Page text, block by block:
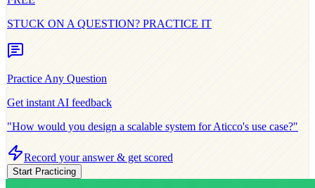
STUCK ON A QUESTION? PRACTICE IT
Practice Any Question
Get instant AI feedback
"How would you design a scalable system forAticco's use case?"
Record your answer & get scored
Start Practicing